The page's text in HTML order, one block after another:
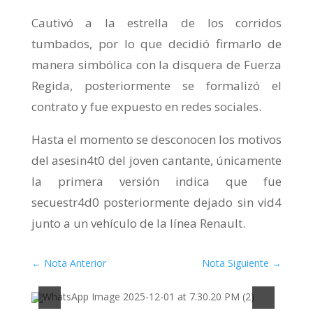
Cautivó a la estrella de los corridos
tumbados, por lo que decidió firmarlo de
manera simbólica con la disquera de Fuerza
Regida, posteriormente se formalizó el
contrato y fue expuesto en redes sociales.
Hasta el momento se desconocen los motivos
del asesin4t0 del joven cantante, únicamente
la primera versión indica que fue
secuestr4d0 posteriormente dejado sin vid4
junto a un vehículo de la línea Renault.
← Nota Anterior Nota Siguiente →